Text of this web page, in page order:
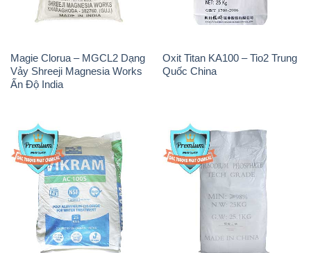
Magie Clorua – MGCL2 Dạng
Vảy Shreeji Magnesia Works
Ấn Độ India
Oxit Titan KA100 – Tio2 Trung
Quốc China